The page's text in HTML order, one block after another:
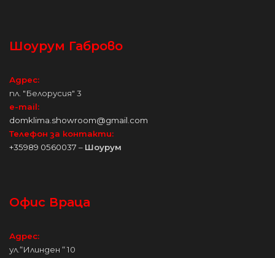
Шоурум Габрово
Адрес:
пл. "Белорусия" 3
e-mail:
domklima.showroom@gmail.com
Телефон за контакти:
+35989 0560037 – Шоурум
Офис Враца
Адрес:
ул.“Илинден “ 10